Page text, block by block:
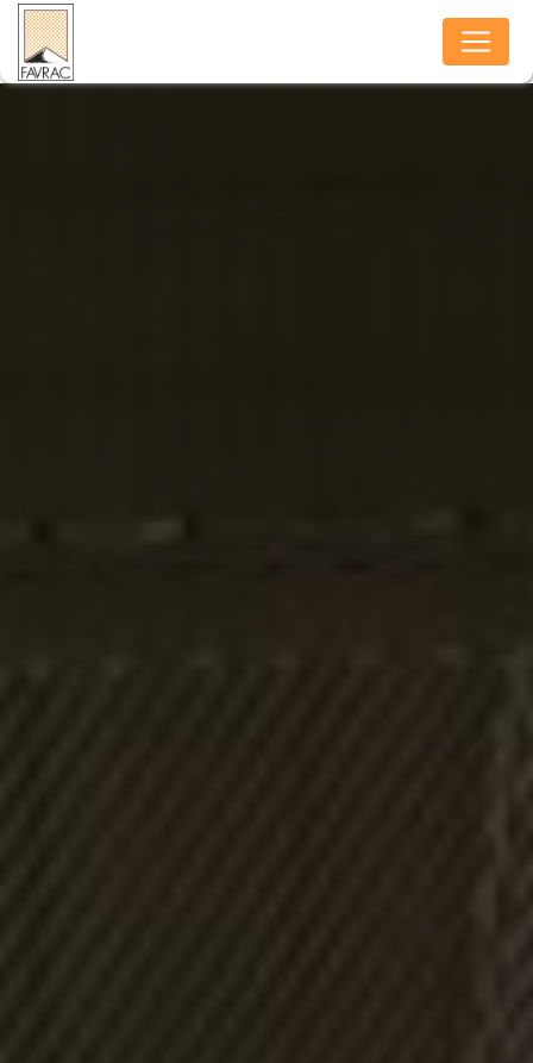
Panneau de gestion des cookies